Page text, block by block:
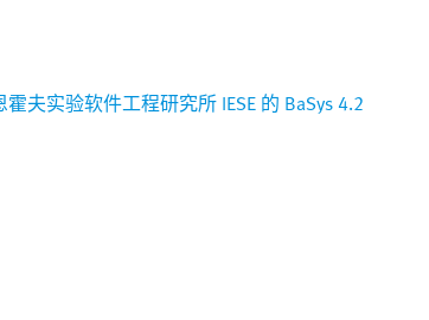
霍夫实验软件工程研究所 IESE 的 BaSys 4.2